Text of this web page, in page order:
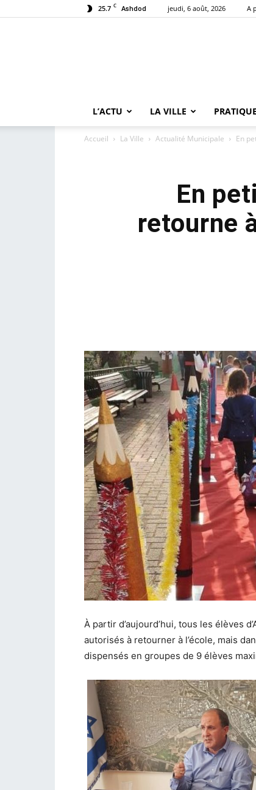
25.7 C Ashdod jeudi, 6 août, 2026 A
L’ACTU LA VILLE PRATIQUE
Accueil La Ville Actualité Municipale En
En
retourne
À partir d’aujourd’hui, tous les élèves
autorisés à retourner à l’école, mais
dispensés en groupes de 9 élèves